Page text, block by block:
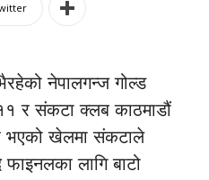
नेपालगन्ज गोल्ड
र संकटा क्लब काठमाडौं
भएको खेलमा संकटाले
लागि बाटो